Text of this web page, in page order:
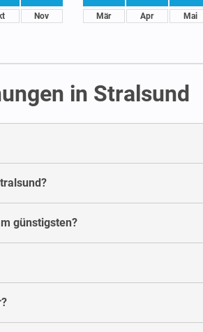
Nov Mär Apr Mai
in Stralsund
günstigsten?